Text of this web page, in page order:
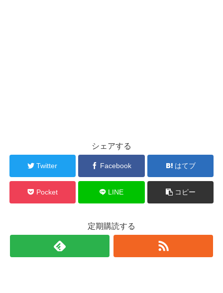
シェアする
Twitter Facebook はてブ
Pocket LINE コピー
定期購読する